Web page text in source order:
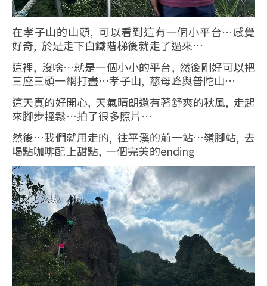
在孝子山的山頭, 可以看到這有一個小平台…感覺
好奇, 於是走下白鐵階梯後就走了過來…
這裡, 沒啥…就是一個小小的平台, 然後剛好可以把
三座三頭一網打盡…孝子山, 慈母峰與普陀山…
這天真的好開心, 天氣晴朗還有著舒爽的秋風, 走起
來腳步輕鬆…拍了很多照片…
然後…我們就用走的, 往平溪的前一站…嶺腳站, 去
喝點咖啡配上甜點, 一個完美的ending